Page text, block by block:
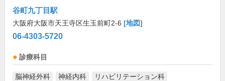
谷町九丁目駅
大阪府大阪市天王寺区生玉前町2-6 [地図]
06-4303-5720
診療科目
脳神経外科 神経内科 リハビリテーション科